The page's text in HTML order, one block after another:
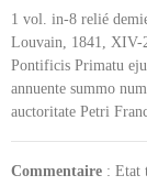
1 vol. in-8 relié
Louvain, 1841, XIV-
Pontificis Primatu
annuente summo
auctoritate Petri
Commentaire : Etat